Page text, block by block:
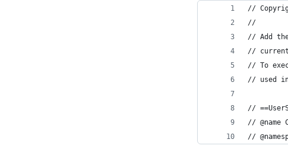
//
//
// Add
// current
// To
// used
//
// @name
//